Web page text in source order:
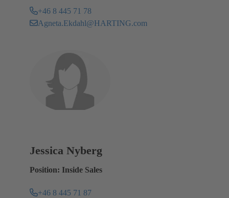
+46 8 445 71 78
Agneta.Ekdahl@HARTING.com
Jessica Nyberg
Position: Inside Sales
+46 8 445 71 87